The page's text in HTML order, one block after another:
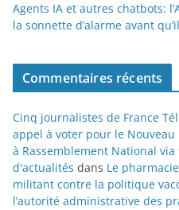
Agents IA et autres chatbots:
la sonnette d’alarme avant
Commentaires récents
Cinq journalistes de France
appel à voter pour le
à Rassemblement National
d'actualités dans Le
militant contre la politique
l’autorité administrative des